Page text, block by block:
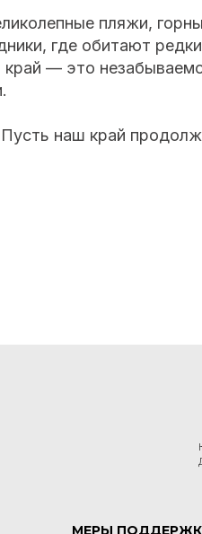
пляжи,
где обитают
— это
наш край
МЕРЫ